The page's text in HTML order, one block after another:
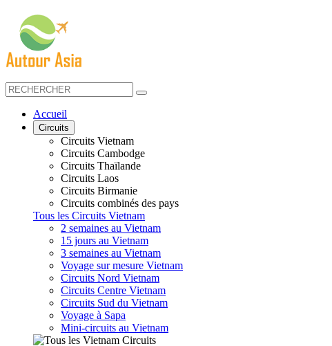
Accueil
Circuits
Circuits Vietnam
Circuits Cambodge
Circuits Thaïlande
Circuits Laos
Circuits Birmanie
Circuits combinés des pays
Tous les Circuits Vietnam
2 semaines au Vietnam
15 jours au Vietnam
3 semaines au Vietnam
Voyage sur mesure Vietnam
Circuits Nord Vietnam
Circuits Centre Vietnam
Circuits Sud du Vietnam
Voyage à Sapa
Mini-circuits au Vietnam